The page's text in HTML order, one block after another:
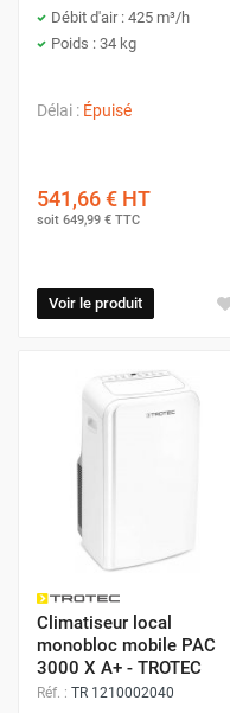
Débit d'air : 425 m³/h
Poids : 34 kg
Délai : Épuisé
541,66 € HT
soit 649,99 € TTC
Voir le produit
Climatiseur local
monobloc mobile PAC
3000 X A+ - TROTEC
Réf. : TR 1210002040